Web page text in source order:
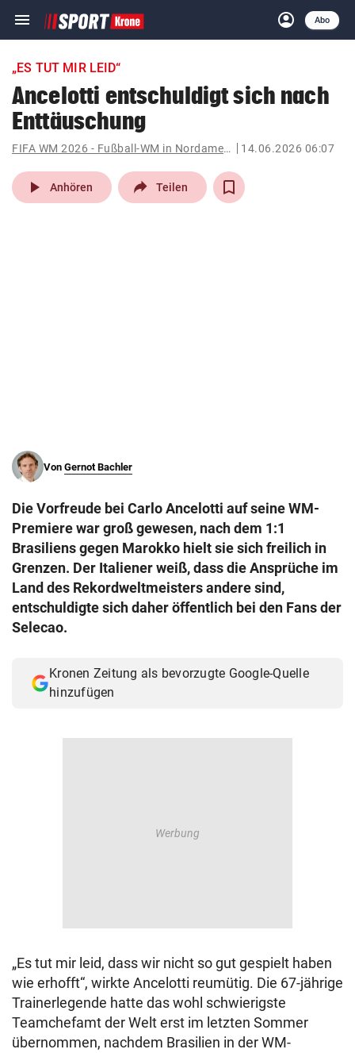
menu Navigation
ein-/ausklappen
account_circle
Anmelden
Abo
close Schließen
account_circle Anmelden
pin_drop
Wien arrow_right
„ES TUT MIR LEID“
Ancelotti entschuldigt sich nach
Enttäuschung
FIFA WM 2026 - Fußball-WM in Nordamerika 14.06.2026 06:07
play_arrow Anhören Teilen
Von Gernot Bachler
Die Vorfreude bei Carlo Ancelotti auf seine WM-
Premiere war groß gewesen, nach dem 1:1
Brasiliens gegen Marokko hielt sie sich freilich in
Grenzen. Der Italiener weiß, dass die Ansprüche im
Land des Rekordweltmeisters andere sind,
entschuldigte sich daher öffentlich bei den Fans der
Selecao.
Kronen Zeitung als bevorzugte Google-Quelle
hinzufügen
„Es tut mir leid, dass wir nicht so gut gespielt haben
wie erhofft“, wirkte Ancelotti reumütig. Die 67-jährige
Trainerlegende hatte das wohl schwierigste
Teamchefamt der Welt erst im letzten Sommer
übernommen, nachdem Brasilien in der WM-